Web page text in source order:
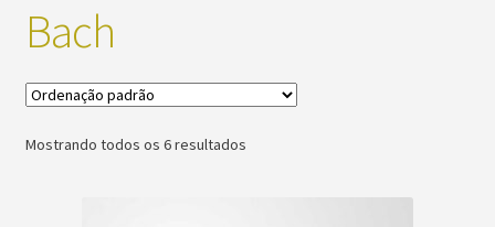
Métodos
Minha conta
Bach
Mostrando todos os 6 resultados